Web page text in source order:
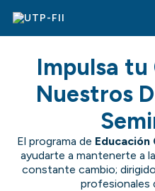
Impulsa
Nuestros
El programa de Educación
ayudarte a mantenerte a
constante cambio;
profesionales